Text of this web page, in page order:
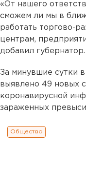
«От нашего
сможем ли мы в
работать торгово-
центрам,
добавил губернатор.
За минувшие сутки
выявлено 49 новых
коронавирусной
зараженных
Общество